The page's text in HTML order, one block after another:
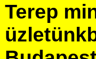
Terep